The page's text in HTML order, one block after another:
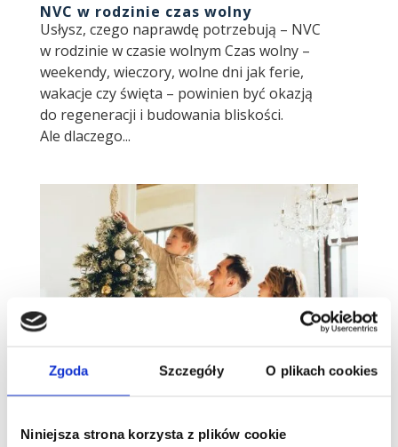
Zgoda Szczegóły O plikach cookies
Niniejsza strona korzysta z plików cookie
NVC w rodzinie czas wolny
Usłysz, czego naprawdę potrzebują – NVC
w rodzinie w czasie wolnym Czas wolny –
weekendy, wieczory, wolne dni jak ferie,
wakacje czy święta – powinien być okazją
do regeneracji i budowania bliskości.
Ale dlaczego...
Talenty Gallupa w rodzinie: jak
Traktuj ich tak, jak chcieliby być traktowani –